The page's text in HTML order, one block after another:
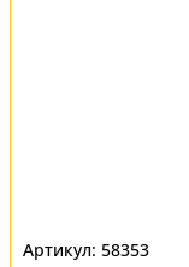
58353